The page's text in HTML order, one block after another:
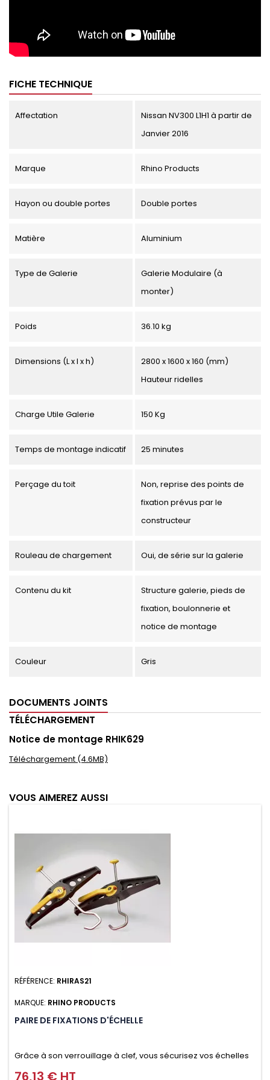
FICHE TECHNIQUE
Affectation
Nissan NV300 L1H1 à partir de
Janvier 2016
Marque Rhino Products
Hayon ou double portes Double portes
Matière Aluminium
Type de Galerie
Galerie Modulaire (à
monter)
Poids 36.10 kg
Dimensions (L x l x h)
2800 x 1600 x 160 (mm)
Hauteur ridelles
Charge Utile Galerie 150 Kg
Temps de montage indicatif 25 minutes
Perçage du toit
Non, reprise des points de
fixation prévus par le
constructeur
Rouleau de chargement Oui, de série sur la galerie
Contenu du kit
Structure galerie, pieds de
fixation, boulonnerie et
notice de montage
Couleur Gris
DOCUMENTS JOINTS
TÉLÉCHARGEMENT
Notice de montage RHIK629
Téléchargement (4.6MB)
VOUS AIMEREZ AUSSI
RÉFÉRENCE: RHIRAS21
MARQUE: RHINO PRODUCTS
PAIRE DE FIXATIONS D'ÉCHELLE
Grâce à son verrouillage à clef, vous sécurisez vos échelles
d'un seul geste aussi bien contre le vol que pendant le
Prix
76,13 € HT